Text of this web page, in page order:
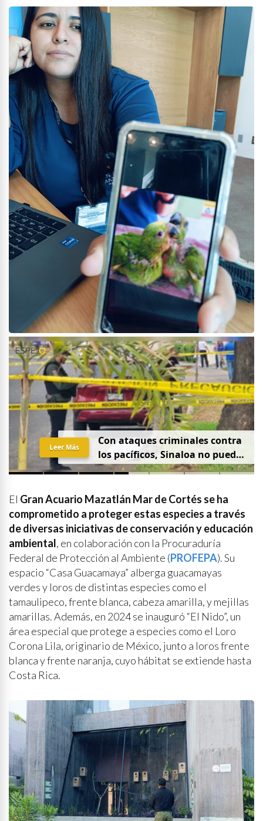
Con ataques criminales contra
los pacíficos, Sinaloa no puede
hablar de paz
Leer Más
El Gran Acuario Mazatlán Mar de Cortés se ha
comprometido a proteger estas especies a través
de diversas iniciativas de conservación y educación
ambiental, en colaboración con la Procuraduría
Federal de Protección al Ambiente (PROFEPA). Su
espacio “Casa Guacamaya” alberga guacamayas
verdes y loros de distintas especies como el
tamaulipeco, frente blanca, cabeza amarilla, y mejillas
amarillas. Además, en 2024 se inauguró “El Nido”, un
área especial que protege a especies como el Loro
Corona Lila, originario de México, junto a loros frente
blanca y frente naranja, cuyo hábitat se extiende hasta
Costa Rica.